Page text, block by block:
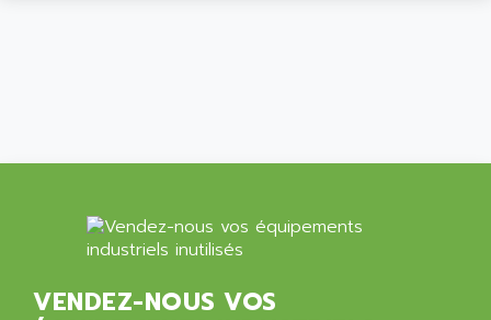
SMTBD1
SMT
SMT-BSI
AJHUA TECHNOLOGY
AK ELECTRONIQUE
AKA
AKER
VENDEZ-NOUS VOS